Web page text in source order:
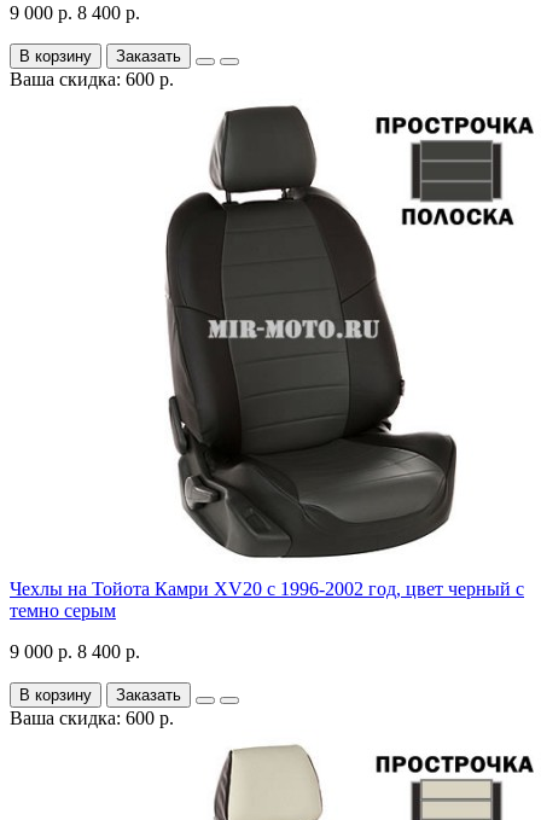
9 000 р. 8 400 р.
В корзину Заказать
Ваша скидка: 600 р.
Чехлы на Тойота Камри XV20 с 1996-2002 год, цвет черный с
темно серым
9 000 р. 8 400 р.
В корзину Заказать
Ваша скидка: 600 р.